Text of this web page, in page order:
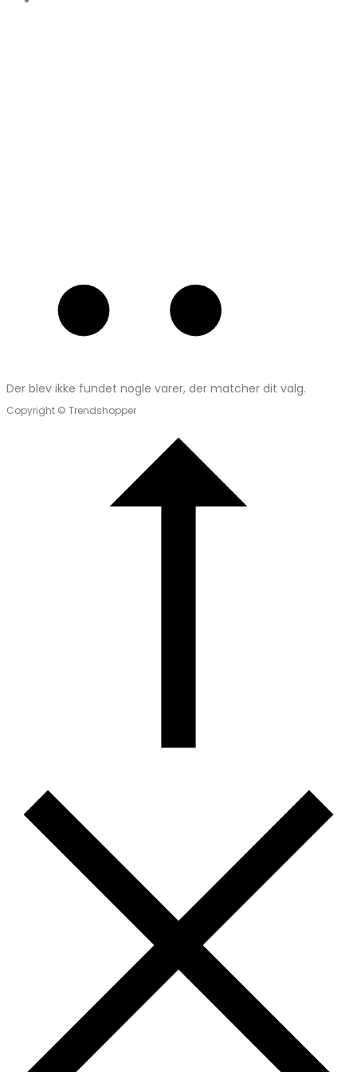
Der blev ikke fundet nogle varer, der matcher dit valg.
Copyright © Trendshopper